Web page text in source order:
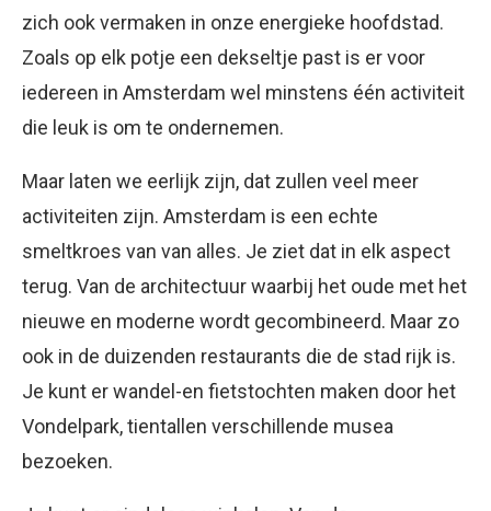
zich ook vermaken in onze energieke hoofdstad.
Zoals op elk potje een dekseltje past is er voor
iedereen in Amsterdam wel minstens één activiteit
die leuk is om te ondernemen.
Maar laten we eerlijk zijn, dat zullen veel meer
activiteiten zijn. Amsterdam is een echte
smeltkroes van van alles. Je ziet dat in elk aspect
terug. Van de architectuur waarbij het oude met het
nieuwe en moderne wordt gecombineerd. Maar zo
ook in de duizenden restaurants die de stad rijk is.
Je kunt er wandel-en fietstochten maken door het
Vondelpark, tientallen verschillende musea
bezoeken.